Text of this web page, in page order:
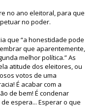
no ano eleitoral, para que
no poder.
que “a honestidade pode
que aparentemente,
melhor política.” As
atitude dos eleitores, ou
votos de uma
É acabar com a
de bem! É condenar
espera... Esperar o que